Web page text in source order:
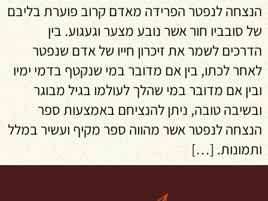
הנצחה לנפטר הפרידה מאדם קרוב פוערת בליבם
של סובביו חור אשר נובע מצער וגעגוע. בין
הדרכים לשמר את זיכרון חייו של אדם שנפטר
לאחר לכתו, בין אם מדובר במי שנקטף בדמי ימיו
ובין אם מדובר במי שהלך לעולמו בגיל מבוגר
ובשיבה טובה, ניתן להנציחם באמצעות ספר
הנצחה לנפטר אשר מהווה ספר מקיף ועשיר במלל
ותמונות. […]